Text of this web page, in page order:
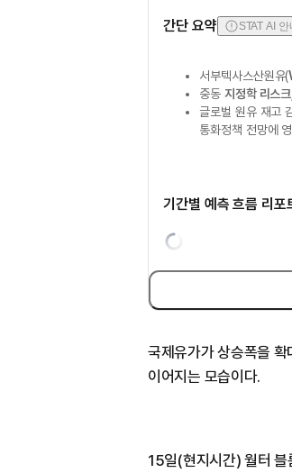
간단 요약 STAT AI 안
서부텍사스산원유(
중동 지정학 리스크
글로벌 원유 재고
통화정책 전망에
기간별 예측 흐름 리포
국제유가가 상승폭을
이어지는 모습이다.
15일(현지시간) 월터